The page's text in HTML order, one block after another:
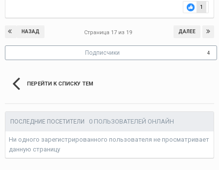
1
НАЗАД ДАЛЕЕ
Страница 17 из 19
Подписчики 4
ПЕРЕЙТИ К СПИСКУ ТЕМ
ПОСЛЕДНИЕ ПОСЕТИТЕЛИ 0 ПОЛЬЗОВАТЕЛЕЙ ОНЛАЙН
Ни одного зарегистрированного пользователя не просматривает
данную страницу